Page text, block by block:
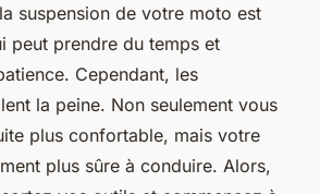
suspension de votre moto est
peut prendre du temps et
Cependant, les
la peine. Non seulement vous
plus confortable, mais votre
plus sûre à conduire. Alors,